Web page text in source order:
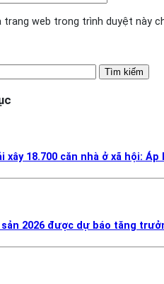
trang web trong trình duyệt này
xây 18.700 căn nhà ở xã hội:
2026 được dự báo tăng